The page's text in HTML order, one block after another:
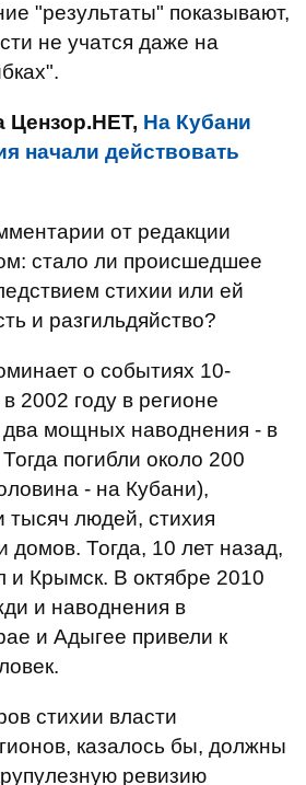
"результаты" показывают,
не учатся даже на
Цензор.НЕТ, На Кубани
начали действовать
от редакции
стало ли происшедшее
стихии или ей
и разгильдяйство?
о событиях 10-
2002 году в регионе
мощных наводнения - в
погибли около 200
- на Кубани),
тысяч людей, стихия
домов. Тогда, 10 лет назад,
и Крымск. В октябре 2010
и наводнения в
и Адыгее привели к
стихии власти
казалось бы, должны
ревизию